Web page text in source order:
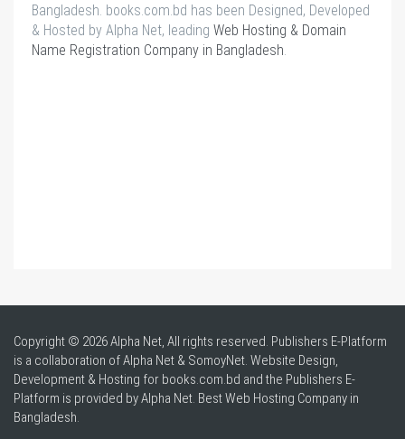
Bangladesh. books.com.bd has been Designed, Developed
& Hosted by Alpha Net, leading Web Hosting & Domain
Name Registration Company in Bangladesh
Copyright © 2026 Alpha Net, All rights reserved. Publishers E-Platform
is a collaboration of Alpha Net & SomoyNet. Website Design,
Development & Hosting for books.com.bd and the Publishers E-
Platform is provided by Alpha Net. BestWeb Hosting Company in
Bangladesh.